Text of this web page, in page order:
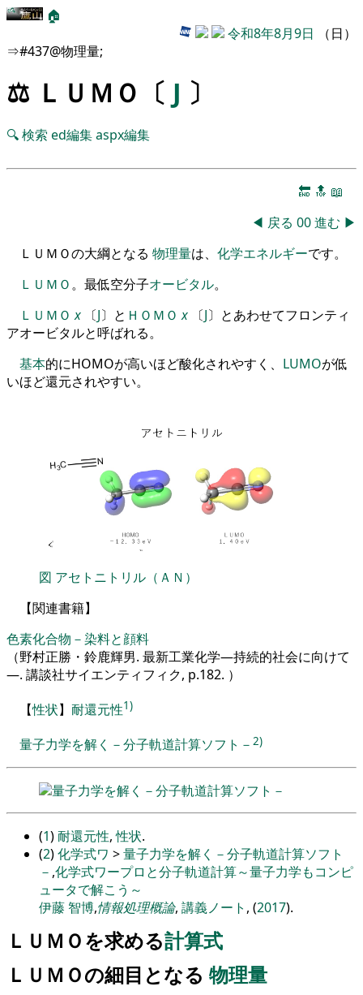
🏠
令和8年8月9日 （日）
⇒#437@物理量;
⚖️ ＬＵＭＯ〔 J 〕
🔍検索 ed編集aspx編集
🔚 🔝 📖
◀ 戻る 00進む ▶
ＬＵＭＯの大綱となる 物理量は、 化学エネルギーです。
ＬＵＭＯ。 最低空分子オービタル。
ＬＵＭＯ x 〔J〕 と ＨＯＭＯ x 〔J〕 とあわせてフロンティ
アオービタルと呼ばれる。
基本的にHOMOが高いほど酸化されやすく 、 LUMOが低
いほど還元されやすい。
図 アセトニトリル（ＡＮ）
【関連書籍】
色素化合物－染料と顔料
（野村正勝・鈴鹿輝男. 最新工業化学―持続的社会に向けて
―. 講談社サイエンティフィク, p.182. ）
【性状】 耐還元性1)
量子力学を解く－分子軌道計算ソフト－ 2)
量子力学を解く－分子軌道計算ソフト－
(1)耐還元性,性状.
(2)化学式ワ >量子力学を解く－分子軌道計算ソフト
－ ,化学式ワープロと分子軌道計算～量子力学もコンピ
ュータで解こう～
伊藤 智博,情報処理概論, 講義ノート , (2017).
ＬＵＭＯを求める計算式
ＬＵＭＯの細目となる 物理量